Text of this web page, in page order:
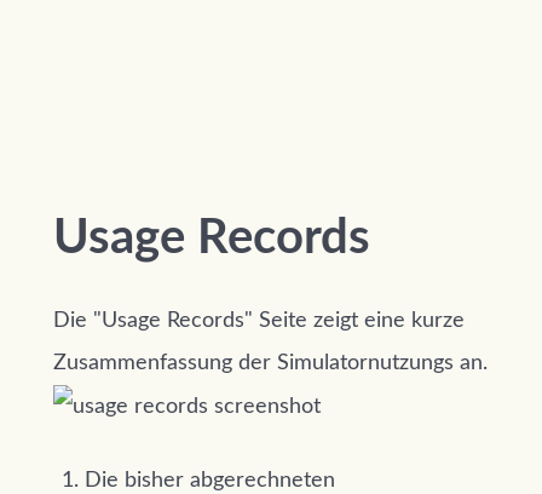
Usage Records
Die "Usage Records" Seite zeigt eine kurze
Zusammenfassung der Simulatornutzungs an.
Die bisher abgerechneten